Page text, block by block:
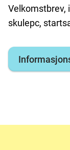
Velkomstbrev,
skulepc,